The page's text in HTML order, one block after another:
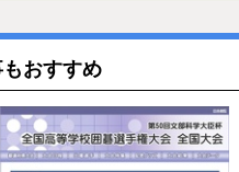
おすすめ